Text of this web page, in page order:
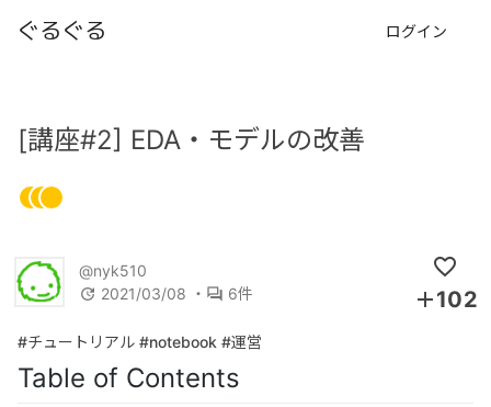
ぐるぐる ログイン
[講座#2] EDA・モデルの改善
@nyk510
update 2021/03/08 ・ question_answer 6件
favorite_outline
add102
#チュートリアル #notebook #運営
Table of Contents